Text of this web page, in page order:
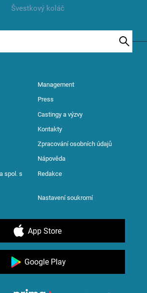
Švestkový koláč
Management
Press
Castingy a výzvy
Kontakty
Zpracování osobních údajů
Nápověda
spol. s
Redakce
Nastavení soukromí
App Store
Google Play